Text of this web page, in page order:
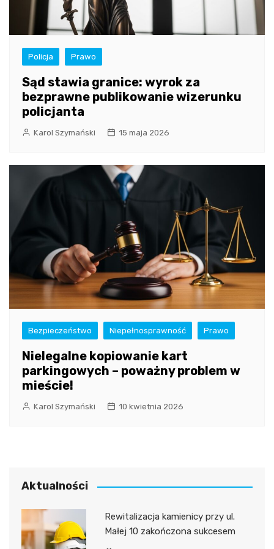
Policja Prawo
Sąd stawia granice: wyrok za
bezprawne publikowanie wizerunku
policjanta
Karol Szymański 15 maja 2026
Bezpieczeństwo Niepełnosprawność Prawo
Nielegalne kopiowanie kart
parkingowych – poważny problem w
mieście!
Karol Szymański 10 kwietnia 2026
Aktualności
Rewitalizacja kamienicy przy ul.
Małej 10 zakończona sukcesem